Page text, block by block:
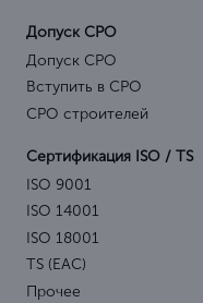
Допуск СРО
Допуск СРО
Вступить в СРО
СРО строителей
Сертификация ISO / TS
ISO 9001
ISO 14001
ISO 18001
TS (EAC)
Прочее